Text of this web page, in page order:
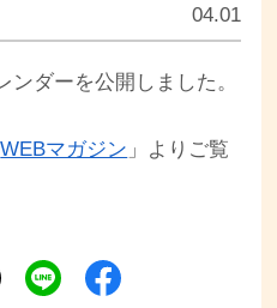
04.01
ンダーを公開しました。
WEBマガジン 」よりご覧